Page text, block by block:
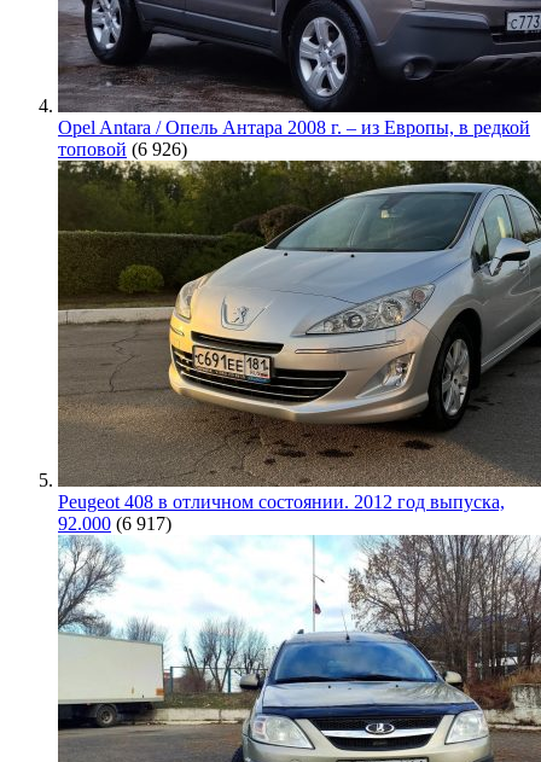
Opel Antara / Опель Антара 2008 г. – из Европы, в редкой
топовой (6 926)
Peugeot 408 в отличном состоянии. 2012 год выпуска,
92.000 (6 917)